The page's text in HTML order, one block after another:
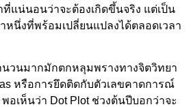
แน่นอนว่าจะต้องเกิดขึ้นจริง แต่เป็น
หนึ่งที่พร้อมเปลี่ยนแปลงได้ตลอดเวลา
นวนมากมักตกหลุมพรางทางจิตวิทยา
หรือการยึดติดกับตัวเลขคาดการณ์
อเห็นว่า Dot Plot ช่วงต้นปีบอกว่าจะ